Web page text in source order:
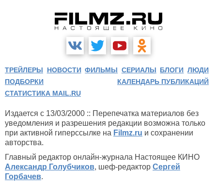
ТРЕЙЛЕРЫ НОВОСТИ ФИЛЬМЫ СЕРИАЛЫ БЛОГИ ЛЮДИ
ПОДБОРКИ
КАЛЕНДАРЬ ПУБЛИКАЦИЙ
СТАТИСТИКА MAIL.RU
Издается с 13/03/2000 :: Перепечатка материалов без
уведомления и разрешения редакции возможна только
при активной гиперссылке на Filmz.ru и сохранении
авторства.
Главный редактор онлайн-журнала Настоящее КИНО
Александр Голубчиков, шеф-редактор Сергей
Горбачев.